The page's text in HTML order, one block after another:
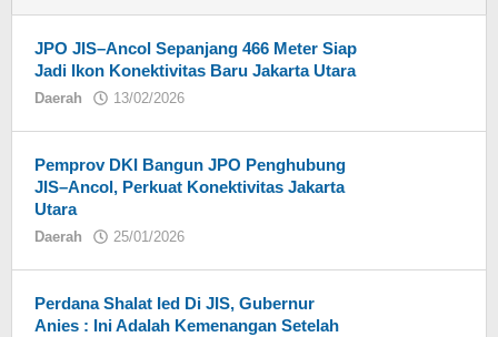
JPO JIS–Ancol Sepanjang 466 Meter Siap
Jadi Ikon Konektivitas Baru Jakarta Utara
Daerah 13/02/2026
Pemprov DKI Bangun JPO Penghubung
JIS–Ancol, Perkuat Konektivitas Jakarta
Utara
Daerah 25/01/2026
Perdana Shalat Ied Di JIS, Gubernur
Anies : Ini Adalah Kemenangan Setelah